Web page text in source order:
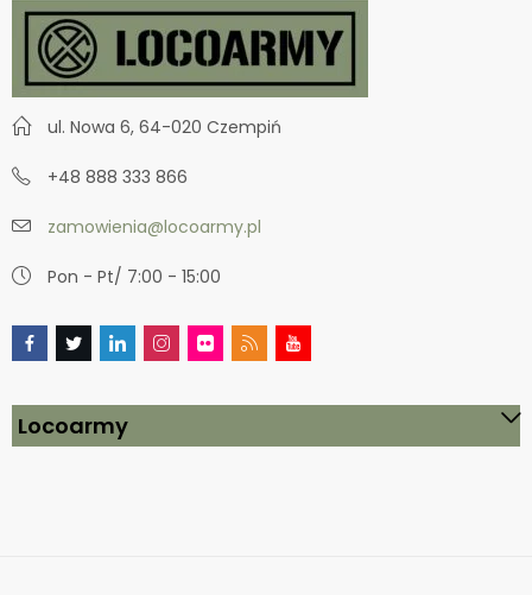
ul. Nowa 6, 64-020 Czempiń
+48 888 333 866
zamowienia@locoarmy.pl
Pon - Pt/ 7:00 - 15:00
Locoarmy